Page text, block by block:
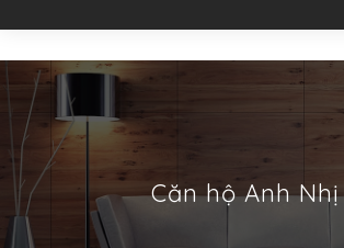
Căn hộ Anh Nhị